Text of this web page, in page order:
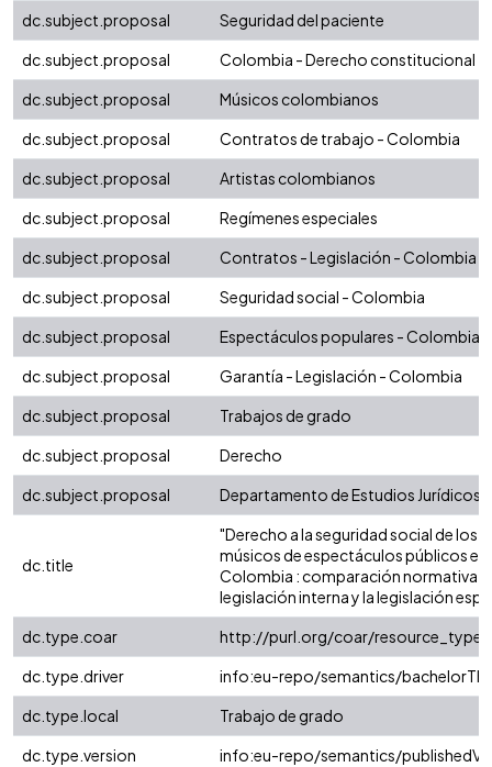
dc.subject.proposal
Seguridad del paciente
dc.subject.proposal
Colombia - Derecho constitucional
dc.subject.proposal
Músicos colombianos
dc.subject.proposal
Contratos de trabajo - Colombia
dc.subject.proposal
Artistas colombianos
dc.subject.proposal
Regímenes especiales
dc.subject.proposal
Contratos - Legislación - Colombia
dc.subject.proposal
Seguridad social - Colombia
dc.subject.proposal
Espectáculos populares - Colombia
dc.subject.proposal
Garantía - Legislación - Colombia
dc.subject.proposal
Trabajos de grado
dc.subject.proposal
Derecho
dc.subject.proposal
Departamento de Estudios Jurídicos
dc.title
"Derecho a la seguridad social de los
músicos de espectáculos públicos en
Colombia : comparación normativa
legislación interna y la legislación
dc.type.coar
http://purl.org/coar/resource_type/
dc.type.driver
info:eu-repo/semantics/
dc.type.local
Trabajo de grado
dc.type.version
info:eu-repo/semantics/